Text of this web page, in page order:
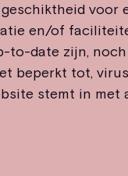
voor
en/of
to-date zijn,
beperkt tot,
stemt in met